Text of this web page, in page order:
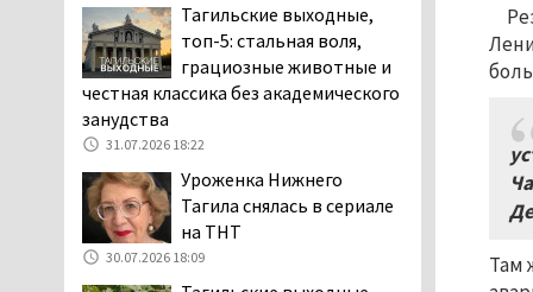
Там
Уральского депутата
Госдумы Ильтякова,
назвавшего незамужних
женщин неполноценными людьми, а
неженатых мужчин — инвалидами,
05.08.2026 14:40
На водоёмах
Свердловской области с
Тагильские выходные,
топ-5: стальная воля,
грациозные животные и
честная классика без академического
занудства
31.07.2026 18:22
Уроженка Нижнего
Тагила снялась в сериале
на ТНТ
30.07.2026 18:09